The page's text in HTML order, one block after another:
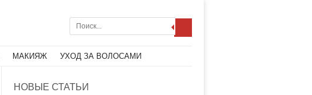
МАКИЯЖ УХОД ЗА ВОЛОСАМИ
НОВЫЕ СТАТЬИ